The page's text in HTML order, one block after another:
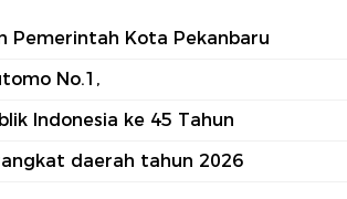
Pemerintah Kota Pekanbaru
No.1,
Indonesia ke 45 Tahun
daerah tahun 2026